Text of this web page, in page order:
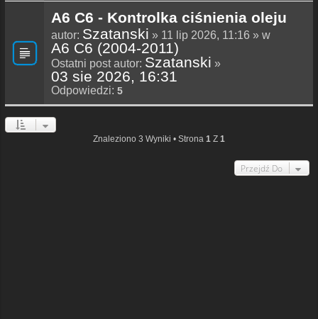
A6 C6 - Kontrolka ciśnienia oleju
autor: Szatanski » 11 lip 2026, 11:16 » w
A6 C6 (2004-2011)
Ostatni post autor: Szatanski »
03 sie 2026, 16:31
Odpowiedzi: 5
Znaleziono 3 Wyniki • Strona 1 Z 1
Przejdź Do